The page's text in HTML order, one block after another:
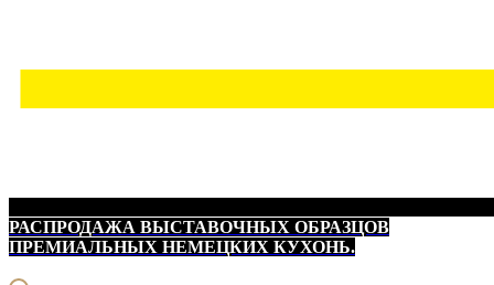
РАСПРОДАЖА ВЫСТАВОЧНЫХ ОБРАЗЦОВ
ПРЕМИАЛЬНЫХ НЕМЕЦКИХ КУХОНЬ.